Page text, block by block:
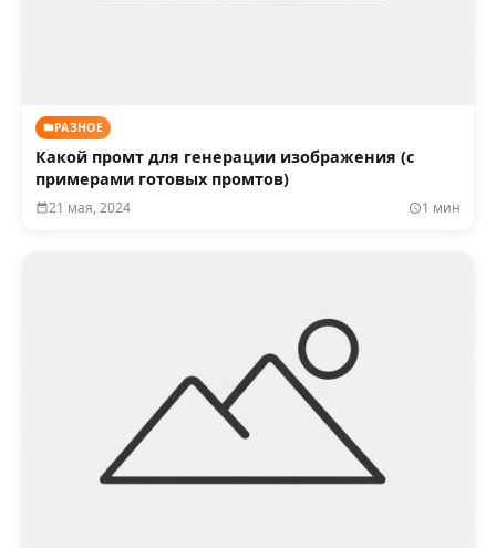
РАЗНОЕ
Какой промт для генерации изображения (с
примерами готовых промтов)
21 мая, 2024 1 мин